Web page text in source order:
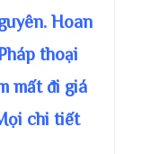
Hoan
thoại
mất đi giá
chi tiết